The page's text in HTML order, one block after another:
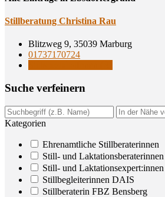
Still­be­ra­tung Chris­ti­na Rau
Blitzweg 9, 35039 Marburg
01737170724
Suche ver­fei­nern
Kategorien
Ehrenamtliche Stillberaterinnen
Still- und
Still- und
Stillbegleiterinnen DAIS
Stillberaterin FBZ Bensberg